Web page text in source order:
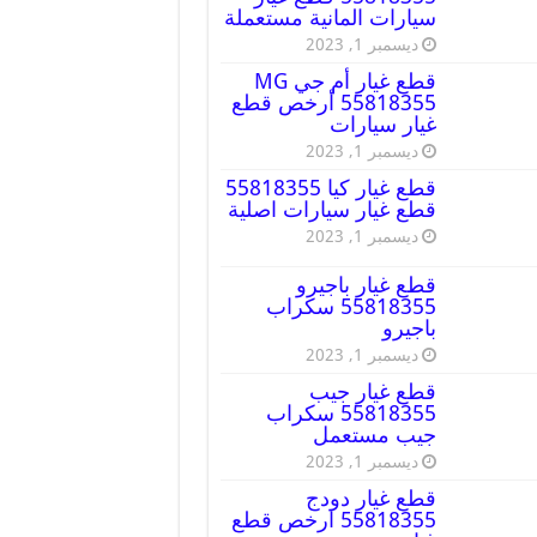
سيارات المانية مستعملة
ديسمبر 1, 2023
قطع غيار أم جي MG
55818355 أرخص قطع
غيار سيارات
ديسمبر 1, 2023
قطع غيار كيا 55818355
قطع غيار سيارات اصلية
ديسمبر 1, 2023
قطع غيار باجيرو
55818355 سكراب
باجيرو
ديسمبر 1, 2023
قطع غيار جيب
55818355 سكراب
جيب مستعمل
ديسمبر 1, 2023
قطع غيار دودج
55818355 ارخص قطع